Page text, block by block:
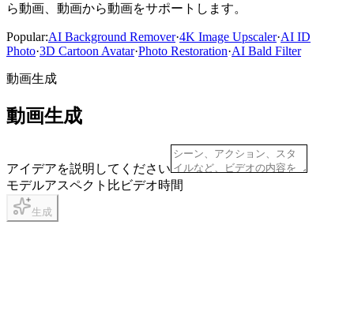
ら動画、動画から動画をサポートします。
Popular:AI Background Remover·4K Image Upscaler·AI ID
Photo·3D Cartoon Avatar·Photo Restoration·AI Bald Filter
動画生成
動画生成
アイデアを説明してください
モデルアスペクト比 ビデオ時間
生成